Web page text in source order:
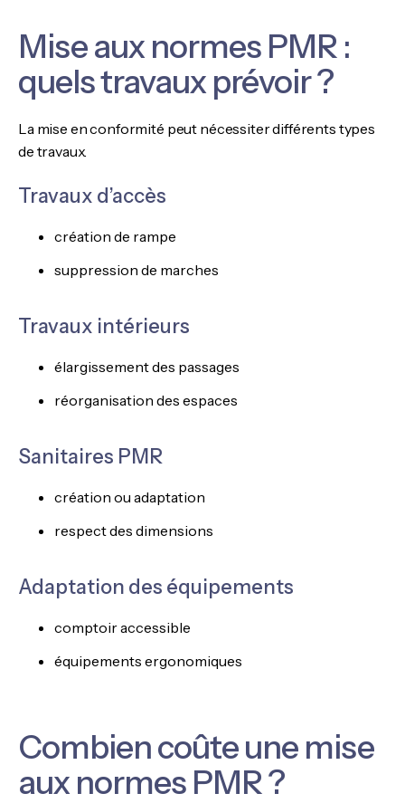
Mise aux normes PMR :
quels travaux prévoir ?
La mise en conformité peut nécessiter différents types
de travaux.
Travaux d’accès
création de rampe
suppression de marches
Travaux intérieurs
élargissement des passages
réorganisation des espaces
Sanitaires PMR
création ou adaptation
respect des dimensions
Adaptation des équipements
comptoir accessible
équipements ergonomiques
Combien coûte une mise
aux normes PMR ?